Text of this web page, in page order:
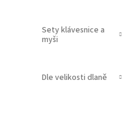
Sety klávesnice a
myši
Dle velikosti dlaně